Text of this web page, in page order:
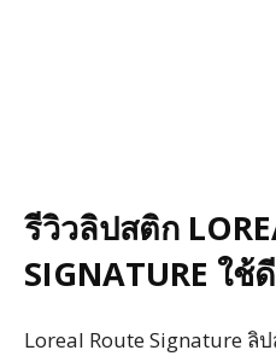
รีวิวลิปสติก
SIGNATURE ใช้
Loreal Route Signature